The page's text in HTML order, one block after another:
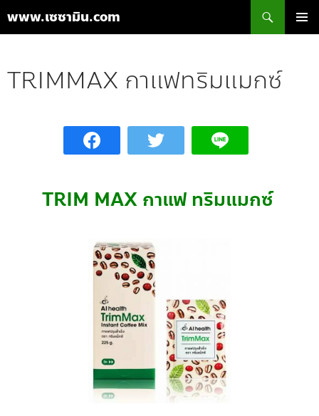
www.เซซามิน.com
เนื้อหา
TRIMMAX กาแฟทริมแมกซ์
TRIM MAX กาแฟ ทริมแมกซ์